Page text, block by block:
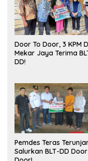
Door To Door, 3 KPM
Mekar Jaya Terima
DD!
Pemdes Teras
Salurkan BLT-DD